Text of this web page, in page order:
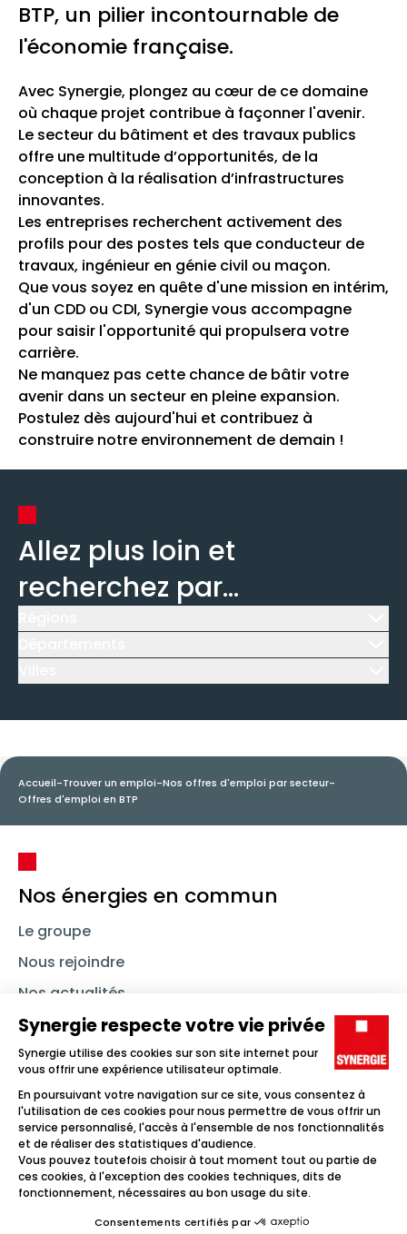
BTP, un pilier incontournable de
l'économie française.
Avec Synergie, plongez au cœur de ce domaine
où chaque projet contribue à façonner l'avenir.
Le secteur du bâtiment et des travaux publics
offre une multitude d’opportunités, de la
conception à la réalisation d’infrastructures
innovantes.
Les entreprises recherchent activement des
profils pour des postes tels que conducteur de
travaux, ingénieur en génie civil ou maçon.
Que vous soyez en quête d'une mission en intérim,
d'un CDD ou CDI, Synergie vous accompagne
pour saisir l'opportunité qui propulsera votre
carrière.
Ne manquez pas cette chance de bâtir votre
avenir dans un secteur en pleine expansion.
Postulez dès aujourd'hui et contribuez à
construire notre environnement de demain !
Allez plus loin et
recherchez par...
Accueil-Trouver un emploi-Nos offres d'emploi par secteur-
Offres d'emploi en BTP
Nos énergies en commun
Le groupe
Nous rejoindre
Nos actualités
Nous contacter
Linkedin SynergieInstagramTikTok Youtube
Trouver un emploi
Icône d'illustration
Candidats
Icône d'illustration
Icône d'illustration